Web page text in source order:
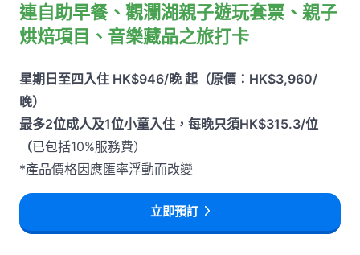
連自助早餐、觀瀾湖親子遊玩套票、親子
烘焙項目、音樂藏品之旅打卡
星期日至四入住 HK$946/晚 起（原價：HK$3,960/
晚）
最多2位成人及1位小童入住，每晚只須HK$315.3/位
（已包括10%服務費）
*產品價格因應匯率浮動而改變
立即預訂